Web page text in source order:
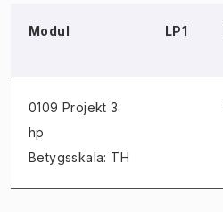
Modul LP1
0109 Projekt 3
hp
Betygsskala: TH